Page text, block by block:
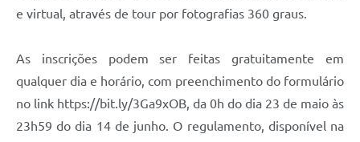
e virtual, através de tour por fotografias 360 graus.
As inscrições podem ser feitas gratuitamente em
qualquer dia e horário, com preenchimento do formulário
no link https://bit.ly/3Ga9xOB, da 0h do dia 23 de maio às
23h59 do dia 14 de junho. O regulamento, disponível na